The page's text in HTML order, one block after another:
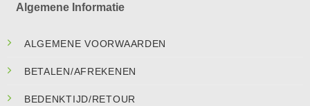
Algemene Informatie
ALGEMENE VOORWAARDEN
BETALEN/AFREKENEN
BEDENKTIJD/RETOUR